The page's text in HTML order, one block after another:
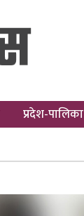
प्रदेश-पालिका